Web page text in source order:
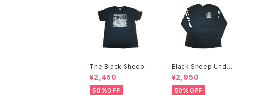
The Black Sheep U
nderground Bobby
Brown アートTシャツ
¥2,450
50%OFF
Black Sheep Under
ground NOW WE FI
GHT BACK L/S Tシャ
ツ
¥2,950
50%OFF